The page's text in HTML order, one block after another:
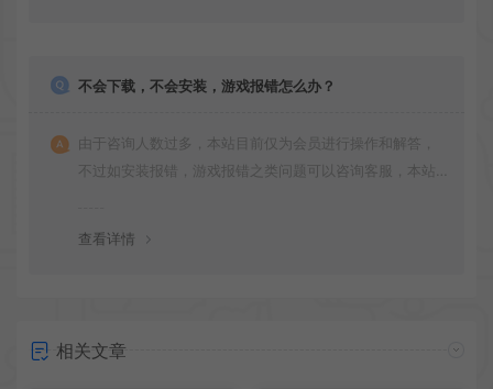
不会下载，不会安装，游戏报错怎么办？
由于咨询人数过多，本站目前仅为会员进行操作和解答，
不过如安装报错，游戏报错之类问题可以咨询客服，本站
查看详情
相关文章